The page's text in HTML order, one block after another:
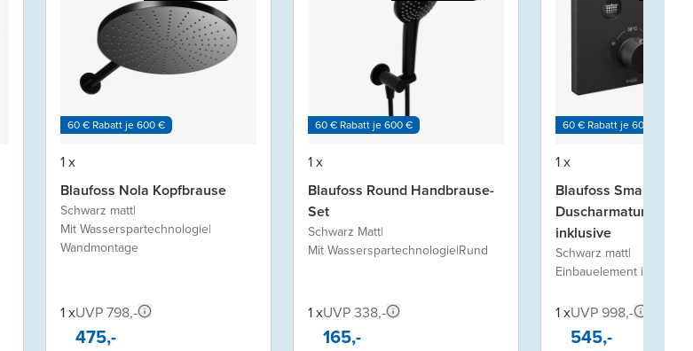
60 € Rabatt je 600 €
1 x
Blaufoss Nola Kopfbrause
Schwarz matt|
Mit Wasserspartechnologie|
Wandmontage
1 xUVP 798,-
475,-
60 € Rabatt je 600 €
1 x
Blaufoss Round Handbrause-
Set
Schwarz Matt|
Mit Wasserspartechnologie|Rund
1 xUVP 338,-
165,-
60 € Rabatt je 600 €
1 x
Blaufoss Smartbox
Duscharmatur,
inklusive
Schwarz matt|
Einbauelement inklusive
1 xUVP 998,-
545,-